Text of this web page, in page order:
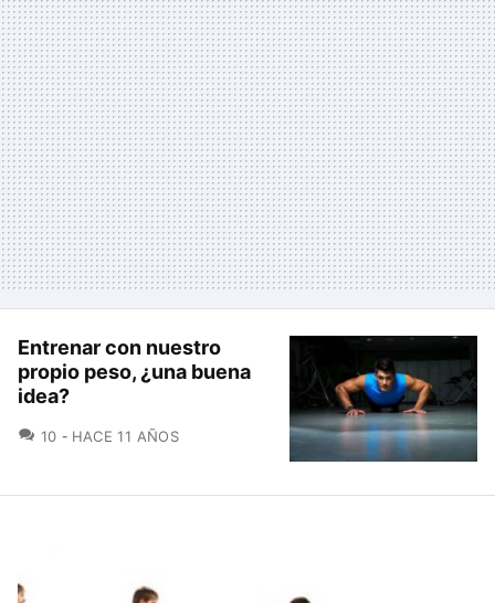
Entrenar con nuestro
propio peso, ¿una buena
idea?
10 COMENTARIOS
HACE 11 AÑOS